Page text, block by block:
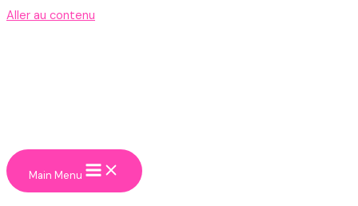
Aller au contenu
Main Menu